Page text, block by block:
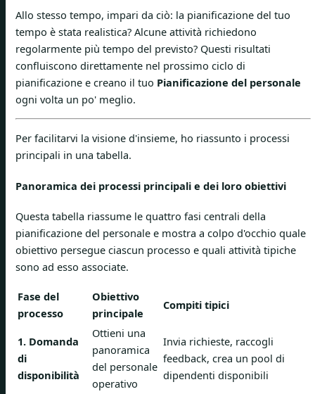
Allo stesso tempo, impari da ciò: la pianificazione del tuo
tempo è stata realistica? Alcune attività richiedono
regolarmente più tempo del previsto? Questi risultati
confluiscono direttamente nel prossimo ciclo di
pianificazione e creano il tuo Pianificazione del personale
ogni volta un po' meglio.
Per facilitarvi la visione d'insieme, ho riassunto i processi
principali in una tabella.
Panoramica dei processi principali e dei loro obiettivi
Questa tabella riassume le quattro fasi centrali della
pianificazione del personale e mostra a colpo d'occhio quale
obiettivo persegue ciascun processo e quali attività tipiche
sono ad esso associate.
Fase del
processo
Obiettivo
principale
Compiti tipici
1. Domanda
di
disponibilità
Ottieni una
panoramica
del personale
operativo
Invia richieste, raccogli
feedback, crea un pool di
dipendenti disponibili